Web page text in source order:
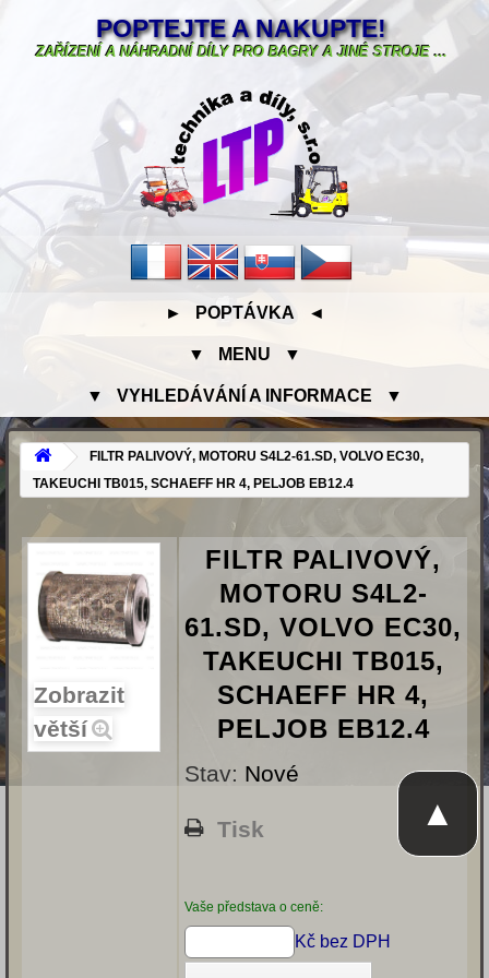
POPTEJTE A NAKUPTE!
ZAŘÍZENÍ A NÁHRADNÍ DÍLY PRO BAGRY A JINÉ STROJE ...
► POPTÁVKA ◄
▼ MENU ▼
▼ VYHLEDÁVÁNÍ A INFORMACE ▼
FILTR PALIVOVÝ, MOTORU S4L2-61.SD, VOLVO EC30,
TAKEUCHI TB015, SCHAEFF HR 4, PELJOB EB12.4
Zobrazit
větší
FILTR PALIVOVÝ,
MOTORU S4L2-
61.SD, VOLVO EC30,
TAKEUCHI TB015,
SCHAEFF HR 4,
PELJOB EB12.4
Stav: Nové
Tisk
Vaše představa o ceně:
Kč bez DPH
▲